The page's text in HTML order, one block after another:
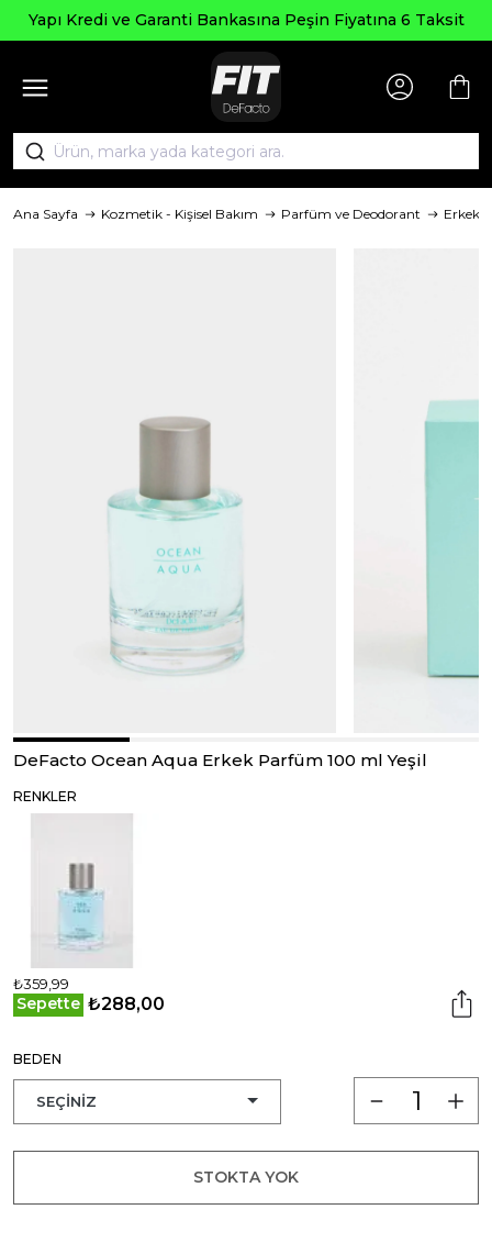
Yapı Kredi ve Garanti Bankasına Peşin Fiyatına 6 Taksit
Ana Sayfa Kozmetik - Kişisel Bakım Parfüm ve Deodorant Erkek
DeFacto Ocean Aqua Erkek Parfüm 100 ml Yeşil
RENKLER
₺359,99
Sepette ₺288,00
BEDEN
STOKTA YOK